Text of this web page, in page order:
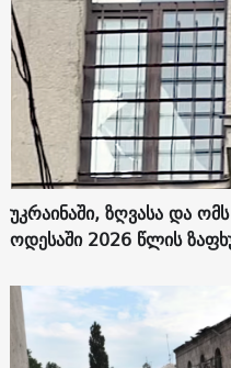
უკრაინაში, ზღვასა და
ოდესაში 2026 წლის